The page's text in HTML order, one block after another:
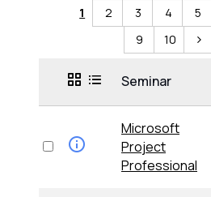
1
2 3 4 5
9
10
Seminar
Microsoft
Project
Professional